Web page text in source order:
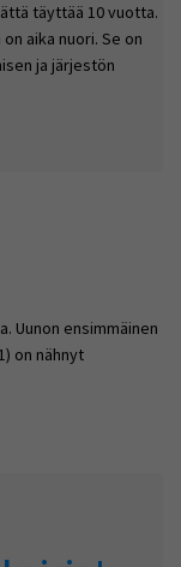
täyttää 10 vuotta.
aika nuori. Se on
ja järjestön
parhaita lapsia
Uunon ensimmäinen
on nähnyt